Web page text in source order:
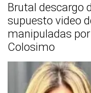
Brutal descargo
supuesto video
manipuladas
Colosimo